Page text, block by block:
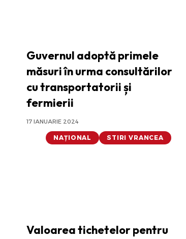
Guvernul adoptă primele
măsuri în urma consultărilor
cu transportatorii și
fermierii
17 IANUARIE 2024
NAȚIONAL STIRI VRANCEA
Valoarea tichetelor pentru